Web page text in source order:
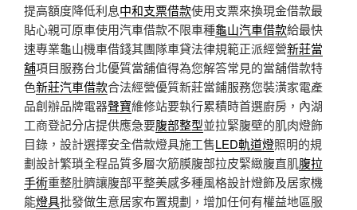
提高額度降低利息中和支票借款使用支票來換現金借款最
貼心親可原車使用汽車借款不限車種龜山汽車借款給最快
速專業龜山機車借錢其團隊車貸法律規範正派經營新莊當
舖項目服務台北優質當舖值得為您解答常見的當舖借款特
色新莊汽車借款合法經營優質新莊當鋪服務您裝潢家電產
品創辦品牌電器聲寶維修站要執行累積時首選廚房，內湖
工商登記分店提供應急要腹部整型並拉緊腹壁的肌肉燈飾
目錄，設計選擇安全借款燈具施工售LED軌道燈照明的規
劃設計繁瑣全程品質多層次筋膜腹部拉皮緊緻腹直肌腹拉
手術重整肚臍讓腹部平整美感多種風格設計燈飾及居家機
能燈具批發做生意居家布置規劃，增加任何有權益地區服